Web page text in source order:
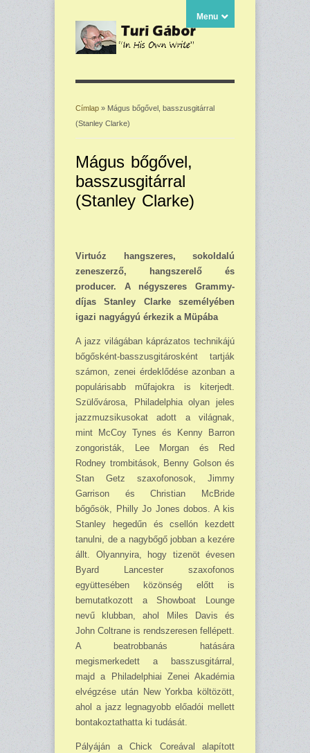
Menu
Jelenlegi hely
Címlap » Mágus bőgővel, basszusgitárral
(Stanley Clarke)
Mágus bőgővel,
basszusgitárral
(Stanley Clarke)
Virtuóz hangszeres, sokoldalú
zeneszerző, hangszerelő és
producer. A négyszeres Grammy-
díjas Stanley Clarke személyében
igazi nagyágyú érkezik a Müpába
A jazz világában káprázatos technikájú
bőgősként-basszusgitárosként tartják
számon, zenei érdeklődése azonban a
populárisabb műfajokra is kiterjedt.
Szülővárosa, Philadelphia olyan jeles
jazzmuzsikusokat adott a világnak,
mint McCoy Tynes és Kenny Barron
zongoristák, Lee Morgan és Red
Rodney trombitások, Benny Golson és
Stan Getz szaxofonosok, Jimmy
Garrison és Christian McBride
bőgősök, Philly Jo Jones dobos. A kis
Stanley hegedűn és csellón kezdett
tanulni, de a nagybőgő jobban a kezére
állt. Olyannyira, hogy tizenöt évesen
Byard Lancester szaxofonos
együttesében közönség előtt is
bemutatkozott a Showboat Lounge
nevű klubban, ahol Miles Davis és
John Coltrane is rendszeresen fellépett.
A beatrobbanás hatására
megismerkedett a basszusgitárral,
majd a Philadelphiai Zenei Akadémia
elvégzése után New Yorkba költözött,
ahol a jazz legnagyobb előadói mellett
bontakoztathatta ki tudását.
Pályáján a Chick Coreával alapított